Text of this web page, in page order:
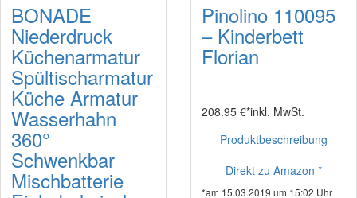
BONADE
Niederdruck
Küchenarmatur
Spültischarmatur
Küche Armatur
Wasserhahn
360°
Schwenkbar
Mischbatterie
Pinolino 110095
– Kinderbett
Florian
208.95 €*inkl. MwSt.
Produktbeschreibung
Direkt zu Amazon *
*am 15.03.2019 um 15:02 Uhr